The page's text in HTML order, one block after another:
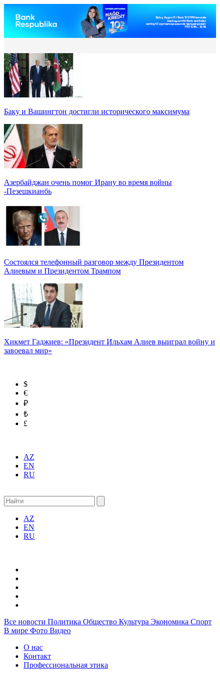
Баку и Вашингтон достигли исторического максимума
Азербайджан очень помог Ирану во время войны
-Пезешкианбь
Состоялся телефонный разговор между Президентом
Алиевым и Президентом Трампом
Хикмет Гаджиев: «Президент Ильхам Алиев выиграл войну и
завоевал мир»
$
€
₽
₺
£
AZ
EN
RU
AZ
EN
RU
Все новости Политика Общество Культура Экономика Спорт
В мире Фото Видео
О нас
Контакт
Профессиональная этика